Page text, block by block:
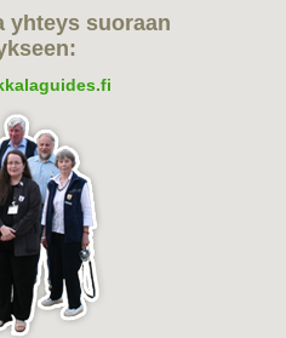
yhteys suoraan